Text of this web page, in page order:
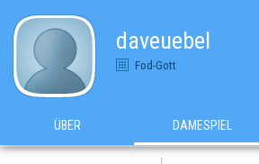
daveuebel
Fod-Gott
ÜBER DAMESPIEL